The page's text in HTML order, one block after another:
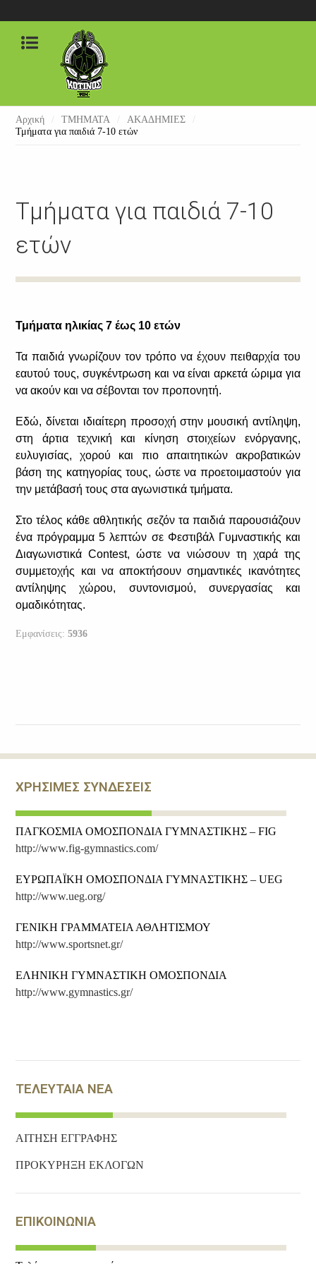
ΑΡΧΙΚΗ
ΟΙ ΠΡΟΠΟΝΗΤΕΣ ΜΑΣ
ΤΜΗΜΑΤΑ
Τμήματα για παιδιά 3-5 ετών
Τμήματα για παιδιά 5-7 ετών
Τμήματα για παιδιά 7-10 ετών
ΑΓΩΝΙΣΤΙΚΑ ΤΜΗΜΑΤΑ
Τμήματα για παιδιά 10-12 ετών
Τμήμα για παιδιά 12-17 ετών
Τμήμα Επίλεκτων
ΤΜΗΜΑΤΑ ΕΝΔΥΝΑΜΩΣΗΣ
ΠΡΟΔΗΛΩΣΗ ΦΕΣΤΙΒΑΛ ΜΕΤΑΜΟΡΦΩΣΗΣ
Αρχική ΤΜΗΜΑΤΑ ΑΚΑΔΗΜΙΕΣ
Τμήματα για παιδιά 7-10 ετών
Τμήματα για παιδιά 7-10
ετών
Τμήματα ηλικίας 7 έως 10 ετών
Τα παιδιά γνωρίζουν τον τρόπο να έχουν πειθαρχία του
εαυτού τους, συγκέντρωση και να είναι αρκετά ώριμα για
να ακούν και να σέβονται τον προπονητή.
Εδώ, δίνεται ιδιαίτερη προσοχή στην μουσική αντίληψη,
στη άρτια τεχνική και κίνηση στοιχείων ενόργανης,
ευλυγισίας, χορού και πιο απαιτητικών ακροβατικών
βάση της κατηγορίας τους, ώστε να προετοιμαστούν για
την μετάβασή τους στα αγωνιστικά τμήματα.
Στο τέλος κάθε αθλητικής σεζόν τα παιδιά παρουσιάζουν
ένα πρόγραμμα 5 λεπτών σε Φεστιβάλ Γυμναστικής και
Διαγωνιστικά Contest, ώστε να νιώσουν τη χαρά της
συμμετοχής και να αποκτήσουν σημαντικές ικανότητες
αντίληψης χώρου, συντονισμού, συνεργασίας και
ομαδικότητας.
Εμφανίσεις:5936
ΧΡΗΣΙΜΕΣ ΣΥΝΔΕΣΕΙΣ
ΠΑΓΚΟΣΜΙΑ ΟΜΟΣΠΟΝΔΙΑ ΓΥΜΝΑΣΤΙΚΗΣ – FIG
http://www.fig-gymnastics.com/
ΕΥΡΩΠΑΪΚΗ ΟΜΟΣΠΟΝΔΙΑ ΓΥΜΝΑΣΤΙΚΗΣ – UEG
http://www.ueg.org/
ΓΕΝΙΚΗ ΓΡΑΜΜΑΤΕΙΑ ΑΘΛΗΤΙΣΜΟΥ
http://www.sportsnet.gr/
ΕΛΗΝΙΚΗ ΓΥΜΝΑΣΤΙΚΗ ΟΜΟΣΠΟΝΔΙΑ
http://www.gymnastics.gr/
ΤΕΛΕΥΤΑΙΑ ΝΕΑ
ΑΙΤΗΣΗ ΕΓΓΡΑΦΗΣ
ΠΡΟΚΥΡΗΞΗ ΕΚΛΟΓΩΝ
ΕΠΙΚΟΙΝΩΝΙΑ